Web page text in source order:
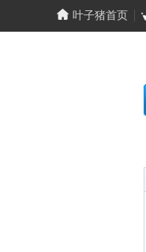
叶子猪首页